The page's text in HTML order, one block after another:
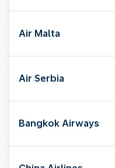
Air Malta
Air Serbia
Bangkok Airways